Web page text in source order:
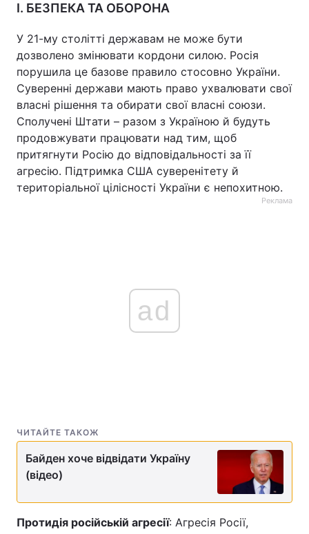
І. БЕЗПЕКА ТА ОБОРОНА
У 21-му столітті державам не може бути
дозволено змінювати кордони силою. Росія
порушила це базове правило стосовно України.
Суверенні держави мають право ухвалювати свої
власні рішення та обирати свої власні союзи.
Сполучені Штати – разом з Україною й будуть
продовжувати працювати над тим, щоб
притягнути Росію до відповідальності за її
агресію. Підтримка США суверенітету й
територіальної цілісності України є непохитною.
Реклама
ad
ЧИТАЙТЕ ТАКОЖ
Байден хоче відвідати Україну
(відео)
Протидія російській агресії: Агресія Росії,